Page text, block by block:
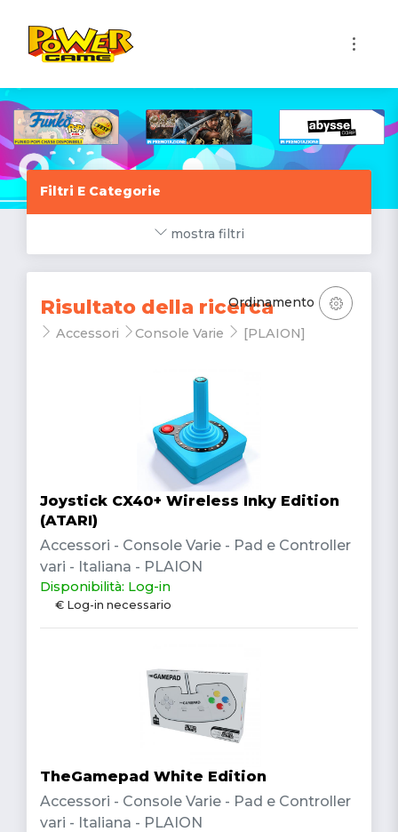
Filtri E Categorie
mostra filtri
Risultato della ricerca
Accessori Console Varie [PLAION]
Ordinamento
Joystick CX40+ Wireless Inky Edition
(ATARI)
Accessori - Console Varie - Pad e Controller
vari - Italiana - PLAION
Disponibilità: Log-in
€ Log-in necessario
TheGamepad White Edition
Accessori - Console Varie - Pad e Controller
vari - Italiana - PLAION